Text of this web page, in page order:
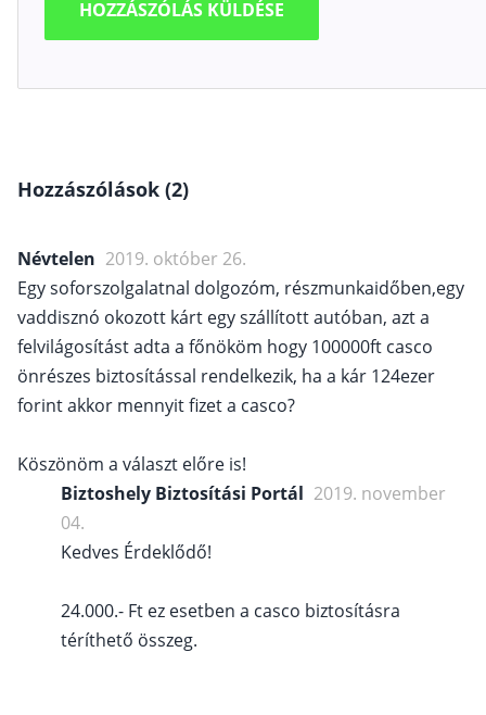
Hozzászólások (2)
Névtelen 2019. október 26.
Egy soforszolgalatnal dolgozóm, részmunkaidőben,egy
vaddisznó okozott kárt egy szállított autóban, azt a
felvilágosítást adta a főnököm hogy 100000ft casco
önrészes biztosítással rendelkezik, ha a kár 124ezer
forint akkor mennyit fizet a casco?
Köszönöm a választ előre is!
Biztoshely Biztosítási Portál 2019. november
04.
Kedves Érdeklődő!
24.000.- Ft ez esetben a casco biztosításra
téríthető összeg.